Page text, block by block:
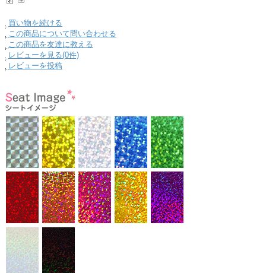
買い物を続ける
この商品について問い合わせる
この商品を友達に教える
レビューを見る(0件)
レビューを投稿